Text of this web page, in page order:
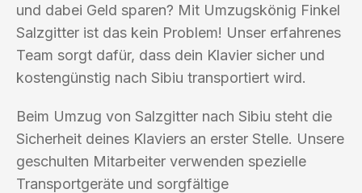
und dabei Geld sparen? Mit Umzugskönig Finkel
Salzgitter ist das kein Problem! Unser erfahrenes
Team sorgt dafür, dass dein Klavier sicher und
kostengünstig nach Sibiu transportiert wird.
Beim Umzug von Salzgitter nach Sibiu steht die
Sicherheit deines Klaviers an erster Stelle. Unsere
geschulten Mitarbeiter verwenden spezielle
Transportgeräte und sorgfältige